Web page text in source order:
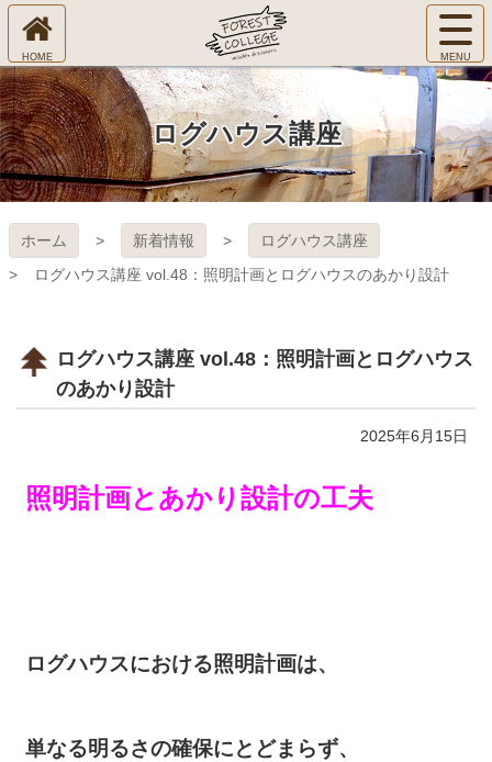
コ
テ
ン
ツ
本
文
へ
ス
プ
ログハウス講座
ホーム 新着情報
ログハウス講座
ログハウス講座 vol.48：照明計画とログハウスのあかり設計
ログハウス講座 vol.48：照明計画とログハウス
のあかり設計
2025年6月15日
照明計画とあかり設計の工夫
ログハウスにおける照明計画は、
単なる明るさの確保にとどまらず、
㈱Ｆ
ＯＲ
ＥＳ
Ｔ Ｃ
ＯＬ
ＧＥ
ホ
ー
ム
へ
サ
イ
ト
ュ
ー
を
開